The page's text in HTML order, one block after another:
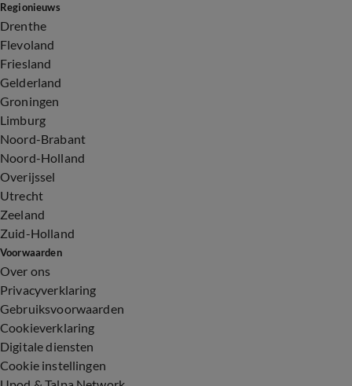
Regionieuws
Drenthe
Flevoland
Friesland
Gelderland
Groningen
Limburg
Noord-Brabant
Noord-Holland
Overijssel
Utrecht
Zeeland
Zuid-Holland
Voorwaarden
Over ons
Privacyverklaring
Gebruiksvoorwaarden
Cookieverklaring
Digitale diensten
Cookie instellingen